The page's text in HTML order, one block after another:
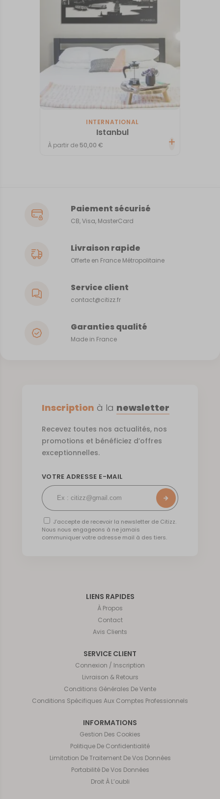
INTERNATIONAL
Istanbul
À partir de 50,00€
Paiement sécurisé
CB, Visa, MasterCard
Livraison rapide
Offerte en France Métropolitaine
Service client
contact@citizz.fr
Garanties qualité
Made in France
LIENS RAPIDES
À Propos
Contact
Avis Clients
SERVICE CLIENT
Connexion / Inscription
Livraison & Retours
Conditions Générales De Vente
Conditions Spécifiques Aux Comptes Professionnels
INFORMATIONS
Gestion Des Cookies
Politique De Confidentialité
Limitation De Traitement De Vos Données
Portabilité De Vos Données
Droit À L’oubli
Inscription à la newsletter
Recevez toutes nos actualités, nos
promotions et bénéficiez d’offres
exceptionnelles.
VOTRE ADRESSE E-MAIL
J’accepte de recevoir la newsletter de Citizz.
Nous nous engageons à ne jamais
communiquer votre adresse mail à des tiers.